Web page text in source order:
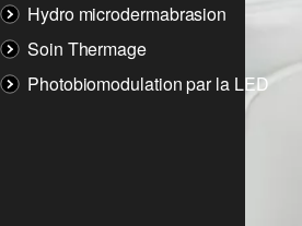
Hydro microdermabrasion
Soin Thermage
Photobiomodulation par la LED